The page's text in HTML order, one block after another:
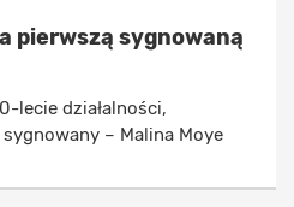
pierwszą sygnowaną
lecie działalności,
– Malina Moye